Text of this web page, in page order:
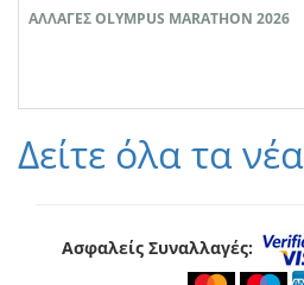
ΑΛΛΑΓΈΣ OLYMPUS MARATHON 2026
Δείτε όλα τα νέα
Ασφαλείς Συναλλαγές: